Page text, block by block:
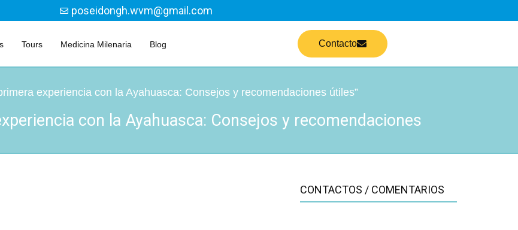
poseidongh.wvm@gmail.com
Tours Medicina Milenaria Blog Contacto
experiencia con la Ayahuasca: Consejos y recomendaciones útiles”
con la Ayahuasca: Consejos y recomendaciones
CONTACTOS / COMENTARIOS